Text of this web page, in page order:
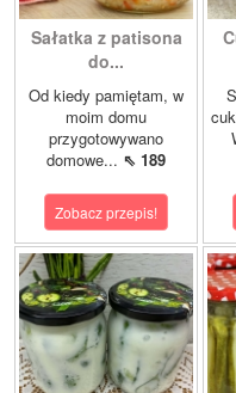
Sałatka z patisona
do...
Od kiedy pamiętam, w
moim domu
przygotowywano
domowe... ⇖ 189
Zobacz przepis!